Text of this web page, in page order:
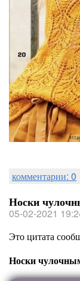
комментарии: 0
Носки
05-02-2021
Это цитата
Носки